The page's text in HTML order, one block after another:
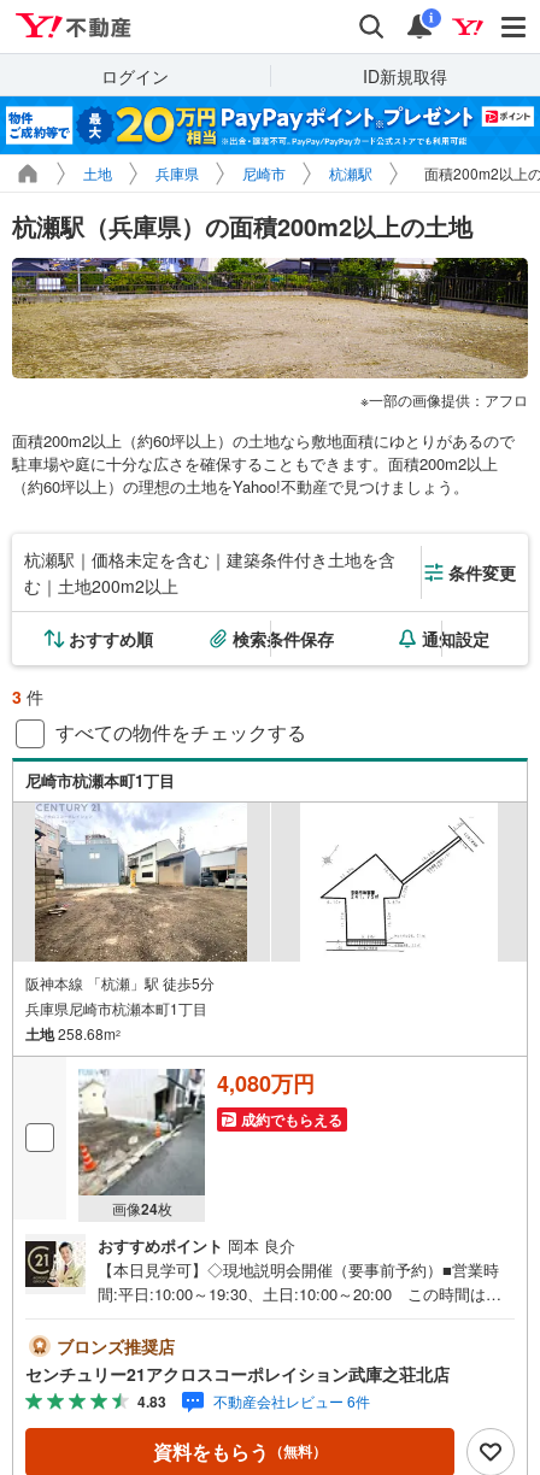
検索 通知
i
ログイン ID新規取得
土地 兵庫県 尼崎市 杭瀬駅 面積200m2以上
杭瀬駅（兵庫県）の面積200m2以上の土地
一部の画像提供：アフロ
面積200m2以上（約60坪以上）の土地なら敷地面積にゆとりがあるので
駐車場や庭に十分な広さを確保することもできます。面積200m2以上
（約60坪以上）の理想の土地をYahoo!不動産で見つけましょう。
杭瀬駅｜価格未定を含む｜建築条件付き土地を含
む｜土地200m2以上
条件変更
おすすめ順 検索条件保存 通知設定
3 件
すべての物件をチェックする
尼崎市杭瀬本町1丁目
阪神本線 「杭瀬」駅 徒歩5分
兵庫県尼崎市杭瀬本町1丁目
土地258.68m2
画像24枚
4,080万円
成約でもらえる
おすすめポイント 岡本 良介
【本日見学可】◇現地説明会開催（要事前予約）■営業時
間:平日:10:00～19:30、土日:10:00～20:00 この時間はお
瀬駅から徒歩5分 建築条件無し土地のご紹介です。字型は
少し特殊ですが、近隣商業地域、建ぺい率80％、300％と
アパート用地にお勧めです。＝＝センチュリー21アクロス
グループの3つの特徴＝＝＝■センチュリー21グループで28
年連続No.1（1997年～2024年兵庫地区仲介実績） 尼崎・
伊丹・西宮・宝塚にて8店舗展開中。阪神間での購入や売却
ブロンズ推奨店
センチュリー21アクロスコーポレイション武庫之荘北店
4.83 不動産会社レビュー 6件
資料をもらう （無料）